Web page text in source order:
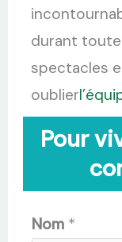
durant toute
spectacles
oublier
Pour
Nom *